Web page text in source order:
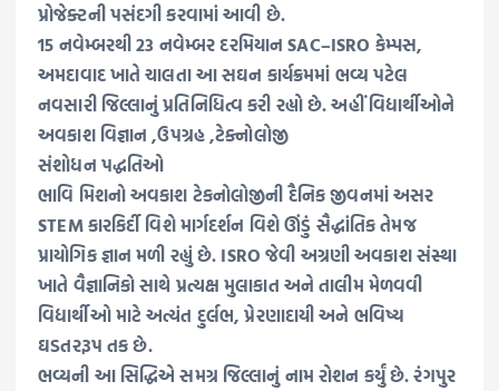
પ્રોજેક્ટની પસંદગી કરવામાં આવી છે.
15 નવેમ્બરથી 23 નવેમ્બર દરમિયાન SAC–ISRO કેમ્પસ,
અમદાવાદ ખાતે ચાલતા આ સઘન કાર્યક્રમમાં ભવ્ય પટેલ
નવસારી જિલ્લાનું પ્રતિનિધિત્વ કરી રહ્યો છે. અહીં વિદ્યાર્થીઓને
અવકાશ વિજ્ઞાન ,ઉપગ્રહ ,ટેક્નોલોજી
સંશોધન પદ્ધતિઓ
ભાવિ મિશનો અવકાશ ટેકનોલોજીની દૈનિક જીવનમાં અસર
STEM કારકિર્દી વિશે માર્ગદર્શન વિશે ઊંડું સૈદ્ધાંતિક તેમજ
પ્રાયોગિક જ્ઞાન મળી રહ્યું છે. ISRO જેવી અગ્રણી અવકાશ સંસ્થા
ખાતે વૈજ્ઞાનિકો સાથે પ્રત્યક્ષ મુલાકાત અને તાલીમ મેળવવી
વિદ્યાર્થીઓ માટે અત્યંત દુર્લભ, પ્રેરણાદાયી અને ભવિષ્ય
ઘડતરરૂપ તક છે.
ભવ્યની આ સિદ્ધિએ સમગ્ર જિલ્લાનું નામ રોશન કર્યું છે. રંગપુર